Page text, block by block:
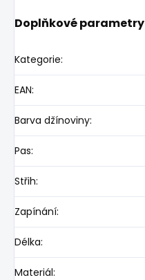
Doplňkové parametry
Kategorie:
EAN:
Barva džínoviny:
Pas:
Střih:
Zapínání:
Délka:
Materiál: